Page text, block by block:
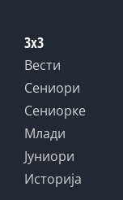
3x3
Вести
Сениори
Сениорке
Млади
Јуниори
Историја